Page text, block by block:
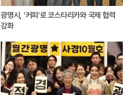
광명시, '커피'로 코스타리카와 국제 협력
강화